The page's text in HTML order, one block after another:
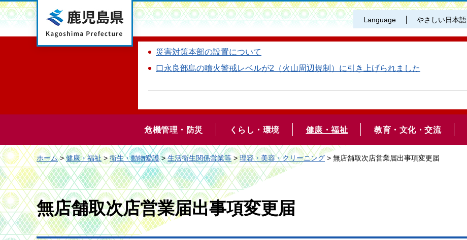
鹿児島県 Language やさしい日本語
災害対策本部の設置について
口永良部島の噴火警戒レベルが2（火山周辺規制）に引き上げられました
危機管理・防災 くらし・環境 健康・福祉 教育・文化・交流
ホーム>健康・福祉>衛生・動物愛護>生活衛生関係営業等>理容・美容・クリーニング > 無店舗取次店営業届出事項変更届
無店舗取次店営業届出事項変更届